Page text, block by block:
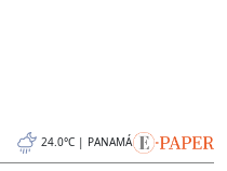
24.0°C | PANAMÁ